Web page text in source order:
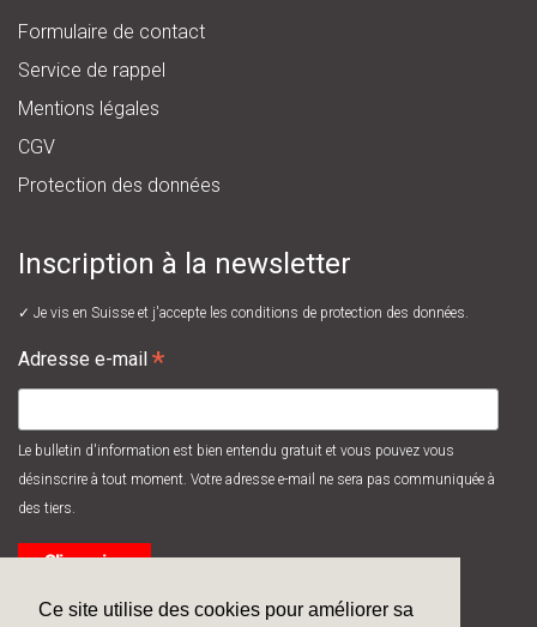
Ce site utilise des cookies pour améliorer sa
Formulaire de contact
Service de rappel
Mentions légales
CGV
Protection des données
Inscription à la newsletter
✓ Je vis en Suisse et j'accepte les conditions de protection des données.
Adresse e-mail *
Le bulletin d'information est bien entendu gratuit et vous pouvez vous
désinscrire à tout moment. Votre adresse e-mail ne sera pas communiquée à
des tiers.